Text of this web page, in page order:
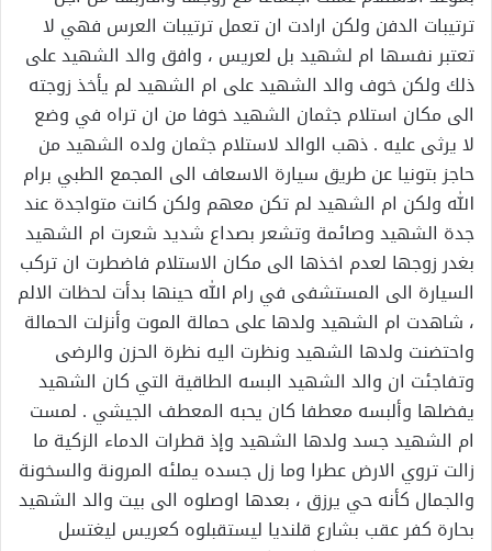
ترتيبات الدفن ولكن ارادت ان تعمل ترتيبات العرس فهي لا
تعتبر نفسها ام لشهيد بل لعريس ، وافق والد الشهيد على
ذلك ولكن خوف والد الشهيد على ام الشهيد لم يأخذ زوجته
الى مكان استلام جثمان الشهيد خوفا من ان تراه في وضع
لا يرثى عليه . ذهب الوالد لاستلام جثمان ولده الشهيد من
حاجز بتونيا عن طريق سيارة الاسعاف الى المجمع الطبي برام
الله ولكن ام الشهيد لم تكن معهم ولكن كانت متواجدة عند
جدة الشهيد وصائمة وتشعر بصداع شديد شعرت ام الشهيد
بغدر زوجها لعدم اخذها الى مكان الاستلام فاضطرت ان تركب
السيارة الى المستشفى في رام الله حينها بدأت لحظات الالم
، شاهدت ام الشهيد ولدها على حمالة الموت وأنزلت الحمالة
واحتضنت ولدها الشهيد ونظرت اليه نظرة الحزن والرضى
وتفاجئت ان والد الشهيد البسه الطاقية التي كان الشهيد
يفضلها وألبسه معطفا كان يحبه المعطف الجيشي . لمست
ام الشهيد جسد ولدها الشهيد وإذ قطرات الدماء الزكية ما
زالت تروي الارض عطرا وما زل جسده يملئه المرونة والسخونة
والجمال كأنه حي يرزق ، بعدها اوصلوه الى بيت والد الشهيد
بحارة كفر عقب بشارع قلنديا ليستقبلوه كعريس ليغتسل